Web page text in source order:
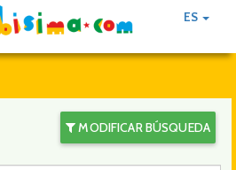
ES
MODIFICAR BÚSQUEDA